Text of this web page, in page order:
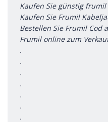
Kaufen Sie günstig
Kaufen Sie Frumil
Bestellen Sie Frumil Cod
Frumil online zum
.
.
.
.
.
.
.